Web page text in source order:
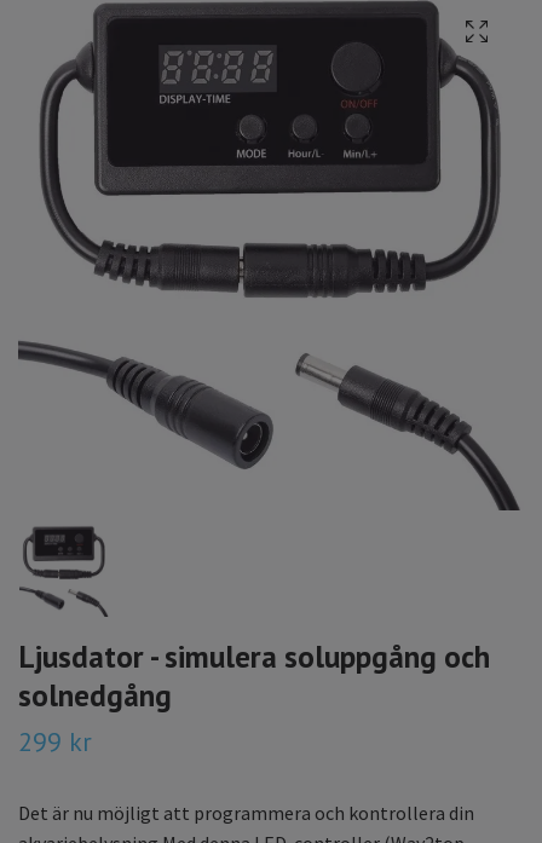
Ljusdator - simulera soluppgång och
solnedgång
299 kr
Det är nu möjligt att programmera och kontrollera din